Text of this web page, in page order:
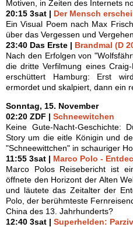
Motiven, in Zeiten des Internets
20:15 3sat | Der Mensch
Ein Visual Poem nach Max
über das Vergessen und Vergehen.
23:40 Das Erste | Brandmal (D
Nach den Erfolgen von
die dritte Verfilmung eines
erschüttert Hamburg: Erst
ermordet und skalpiert, dann ein
Sonntag, 15. November
02:20 ZDF | Schneewitchen
Keine Gute-Nacht-Geschichte:
Story um die eitle Königin und
"Schneewittchen" in schauriger
11:55 3sat | Marco Polo -
Marco Polos Reisebericht ist
öffnete den Horizont der Alten
und läutete das Zeitalter der
Polo, der berühmteste
China des 13. Jahrhunderts?
12:40 3sat | Superhelden: